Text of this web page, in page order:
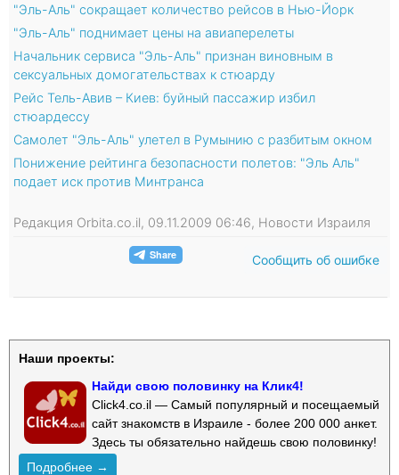
"Эль-Аль" сокращает количество рейсов в Нью-Йорк
"Эль-Аль" поднимает цены на авиаперелеты
Начальник сервиса "Эль-Аль" признан виновным в
сексуальных домогательствах к стюарду
Рейс Тель-Авив – Киев: буйный пассажир избил
стюардессу
Самолет "Эль-Аль" улетел в Румынию с разбитым окном
Понижение рейтинга безопасности полетов: "Эль Аль"
подает иск против Минтранса
Редакция Orbita.co.il, 09.11.2009 06:46, Новости Израиля
Сообщить об ошибке
Наши проекты:
Найди свою половинку на Клик4!
Click4.co.il — Самый популярный и посещаемый
сайт знакомств в Израиле - более 200 000 анкет.
Здесь ты обязательно найдешь свою половинку!
Подробнее →